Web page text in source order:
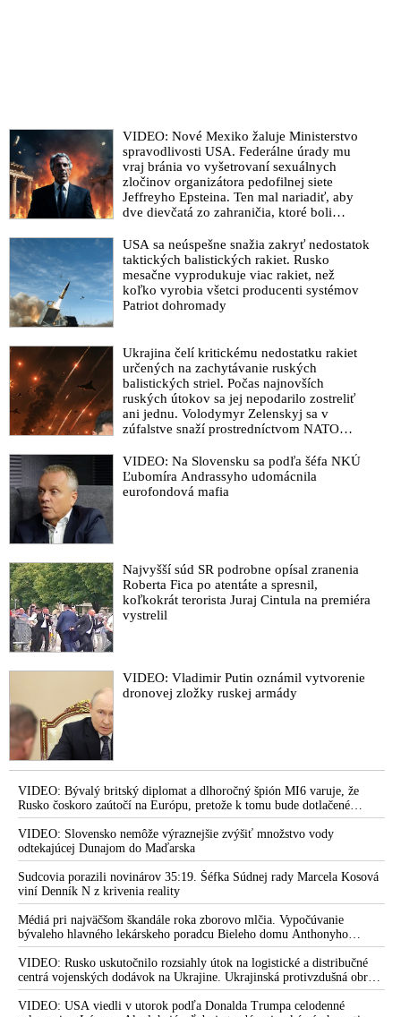
VIDEO: Nové Mexiko žaluje Ministerstvo
spravodlivosti USA. Federálne úrady mu
vraj bránia vo vyšetrovaní sexuálnych
zločinov organizátora pedofilnej siete
Jeffreyho Epsteina. Ten mal nariadiť, aby
dve dievčatá zo zahraničia, ktoré boli
pochovali v blízkosti jeho ranča v tomto
americkom štáte
USA sa neúspešne snažia zakryť nedostatok
taktických balistických rakiet. Rusko
mesačne vyprodukuje viac rakiet, než
koľko vyrobia všetci producenti systémov
Patriot dohromady
Ukrajina čelí kritickému nedostatku rakiet
určených na zachytávanie ruských
balistických striel. Počas najnovších
ruských útokov sa jej nepodarilo zostreliť
ani jednu. Volodymyr Zelenskyj sa v
zúfalstve snaží prostredníctvom NATO
VIDEO: Na Slovensku sa podľa šéfa NKÚ
Ľubomíra Andrassyho udomácnila
eurofondová mafia
Najvyšší súd SR podrobne opísal zranenia
Roberta Fica po atentáte a spresnil,
koľkokrát terorista Juraj Cintula na premiéra
vystrelil
VIDEO: Vladimir Putin oznámil vytvorenie
dronovej zložky ruskej armády
VIDEO: Bývalý britský diplomat a dlhoročný špión MI6 varuje, že
Rusko čoskoro zaútočí na Európu, pretože k tomu bude dotlačené
rovnako, ako bolo dotlačené k invázii na Ukrajinu v roku 2022.
Zelenskyj medzitým v Kyjeve naliehal na zhromaždených diplomatov,
aby vo svete zháňali energie pre Ukrajinu na zimu. Putin vraj bude
mobilizovať a vojna sa do zimy pravdepodobne neskončí
VIDEO: Slovensko nemôže výraznejšie zvýšiť množstvo vody
odtekajúcej Dunajom do Maďarska
Sudcovia porazili novinárov 35:19. Šéfka Súdnej rady Marcela Kosová
viní Denník N z krivenia reality
Médiá pri najväčšom škandále roka zborovo mlčia. Vypočúvanie
bývaleho hlavného lekárskeho poradcu Bieleho domu Anthonyho
Fauciho pred výborom amerického Senátu väčšina médií ignorovala
VIDEO: Rusko uskutočnilo rozsiahly útok na logistické a distribučné
centrá vojenských dodávok na Ukrajine. Ukrajinská protivzdušná obrana
nedokázala počas ničivého nočného útoku na Kyjev a jeho okolie
zachytiť ani jednu ruskú raketu
VIDEO: USA viedli v utorok podľa Donalda Trumpa celodenné